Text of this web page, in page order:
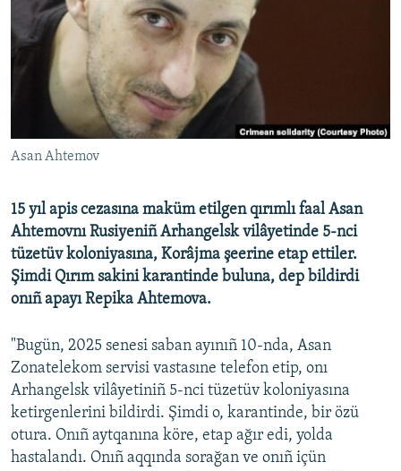
Русский
Українською
QOŞULIÑIZ!
Asan Ahtemov
15 yıl apis cezasına maküm etilgen qırımlı faal Asan
Ahtemovnı Rusiyeniñ Arhangelsk vilâyetinde 5-nci
tüzetüv koloniyasına, Korâjma şeerine etap ettiler.
Şimdi Qırım sakini karantinde buluna, dep bildirdi
onıñ apayı Repika Ahtemova.
"Bugün, 2025 senesi saban ayınıñ 10-nda, Asan
Zonatelekom servisi vastasıne telefon etip, onı
Arhangelsk vilâyetiniñ 5-nci tüzetüv koloniyasına
ketirgenlerini bildirdi. Şimdi o, karantinde, bir özü
otura. Onıñ aytqanına köre, etap ağır edi, yolda
hastalandı. Onıñ aqqında sorağan ve onıñ içün